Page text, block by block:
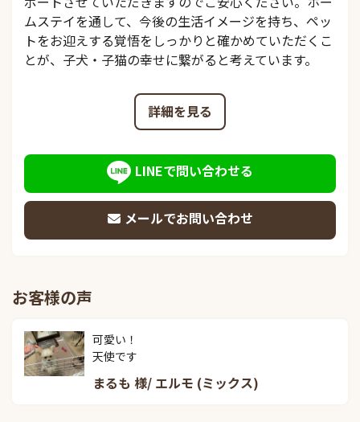
ムステイを通して、今後の生活イメージを持ち、ペッ
トをお迎えする覚悟をしっかりと確かめていただくこ
とが、子犬・子猫の幸せに繋がると考えています。
詳細を見る
LINEで問い合わせる
メールでお問い合わせ
お客様の声
可愛い！
天使です
まるも 様/ エルモ (ミックス)